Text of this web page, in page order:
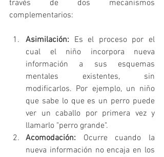
través de dos mecanismos
complementarios:
Asimilación: Es el proceso por el
cual el niño incorpora nueva
información a sus esquemas
mentales existentes, sin
modificarlos. Por ejemplo, un niño
que sabe lo que es un perro puede
ver un caballo por primera vez y
llamarlo "perro grande".
Acomodación: Ocurre cuando la
nueva información no encaja en los